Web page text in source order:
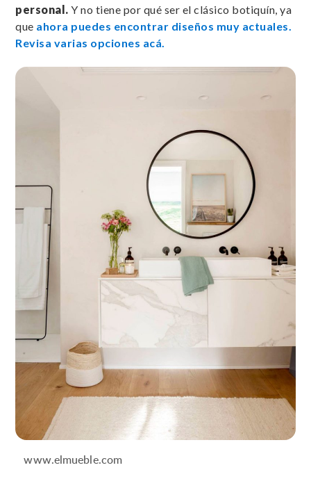
personal. Y no tiene por qué ser el clásico botiquín, ya
que ahora puedes encontrar diseños muy actuales.
Revisa varias opciones acá.
www.elmueble.com